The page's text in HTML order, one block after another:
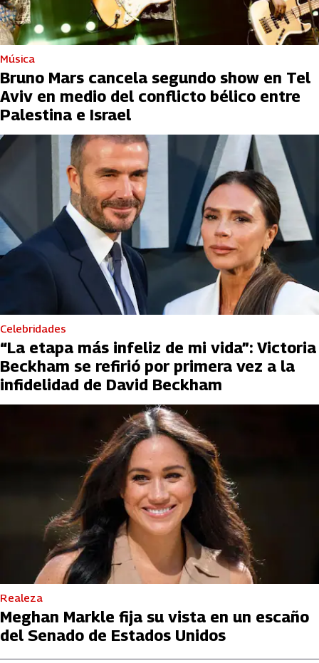
Música
Bruno Mars cancela segundo show en Tel
Aviv en medio del conflicto bélico entre
Palestina e Israel
Celebridades
“La etapa más infeliz de mi vida”: Victoria
Beckham se refirió por primera vez a la
infidelidad de David Beckham
Realeza
Meghan Markle fija su vista en un escaño
del Senado de Estados Unidos